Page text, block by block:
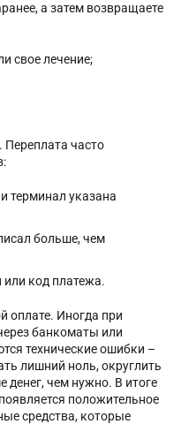
а затем возвращаете
свое лечение;
Переплата часто
терминал указана
больше, чем
код платежа.
оплате. Иногда при
банкоматы или
технические ошибки –
лишний ноль, округлить
денег, чем нужно. В итоге
положительное
средства, которые